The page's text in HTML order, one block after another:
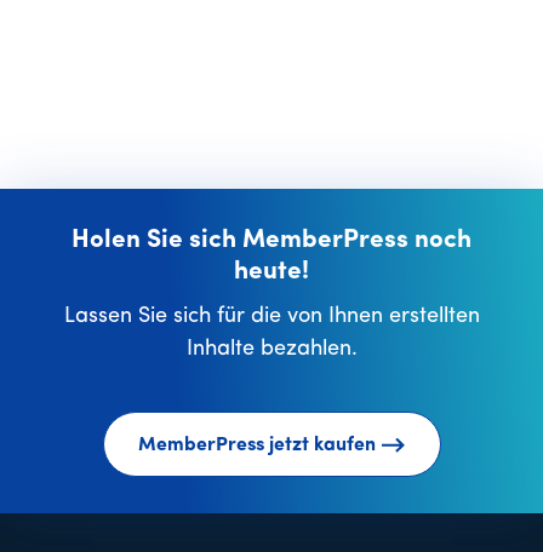
Holen Sie sich MemberPress noch
heute!
Lassen Sie sich für die von Ihnen erstellten
Inhalte bezahlen.
MemberPress jetzt kaufen